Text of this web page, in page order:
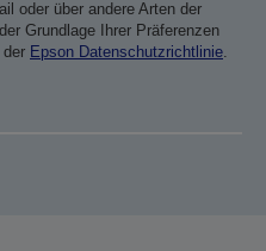
oder über andere Arten der
Grundlage Ihrer Präferenzen
Epson Datenschutzrichtlinie.